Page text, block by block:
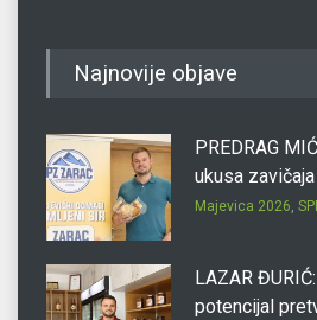
Najnovije objave
PREDRAG
ukusa zavičaja
Majevica 2026,
LAZAR
potencijal